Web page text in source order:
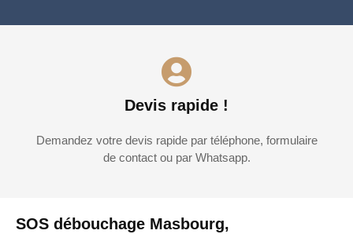
SOS débouchage Masbourg,
Devis rapide !
Demandez votre devis rapide par téléphone, formulaire
de contact ou par Whatsapp.